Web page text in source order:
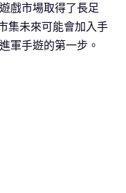
戲市場取得了長足
集未來可能會加入手
軍手遊的第一步。